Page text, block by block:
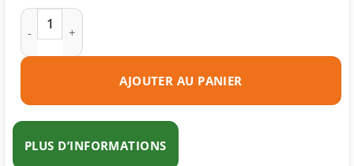
quantité de Cartouche d'encre compatible Canon PGI-
AJOUTER AU PANIER
PLUS D’INFORMATIONS